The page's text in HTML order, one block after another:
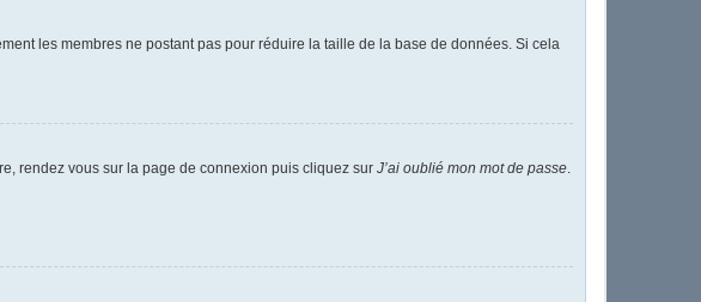
les membres ne postant pas pour réduire la taille de la base de données. Si cela
rendez vous sur la page de connexion puis cliquez sur J’ai oublié mon mot de passe.